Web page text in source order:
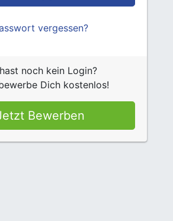
vergessen?
noch kein Login?
Dich kostenlos!
Bewerben